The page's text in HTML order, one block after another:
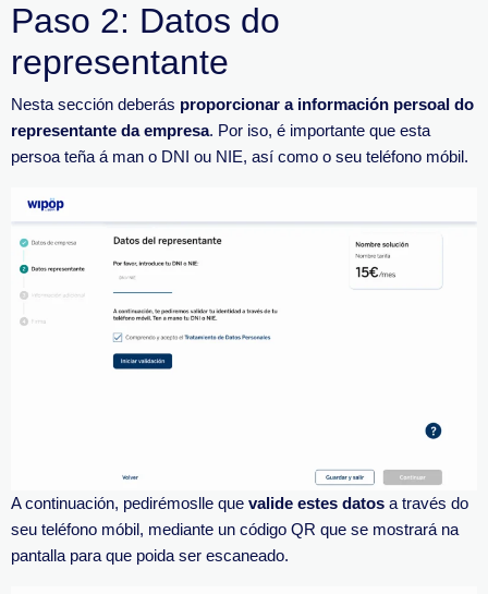
Paso 2: Datos do
representante
Nesta sección deberás proporcionar a información persoal do
representante da empresa. Por iso, é importante que esta
persoa teña á man o DNI ou NIE, así como o seu teléfono móbil.
A continuación, pedirémoslle que valide estes datos a través do
seu teléfono móbil, mediante un código QR que se mostrará na
pantalla para que poida ser escaneado.